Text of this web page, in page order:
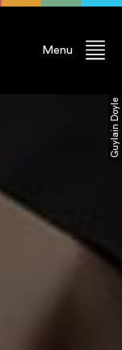
Menu
Guylain Doyle